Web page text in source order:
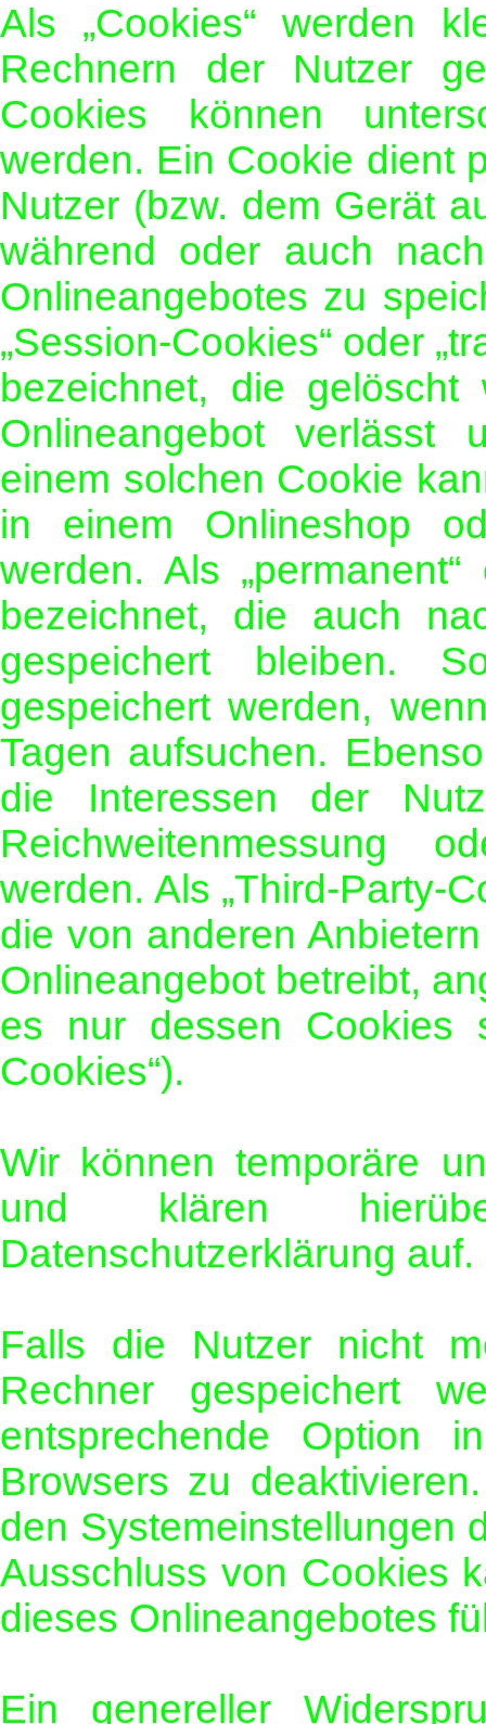
Als „Cookies“ werden
Rechnern der Nutzer
Cookies können
werden. Ein Cookie dient
Nutzer (bzw. dem Gerät
während oder auch
Onlineangebotes zu
„Session-Cookies“ oder
bezeichnet, die
Onlineangebot verlässt
einem solchen Cookie
in einem Onlineshop
werden. Als
bezeichnet, die auch
gespeichert bleiben.
gespeichert werden,
Tagen aufsuchen.
die Interessen der
Reichweitenmessung
werden. Als „Third-Party-
die von anderen
Onlineangebot betreibt,
es nur dessen Cookies
Cookies“).
Wir können temporäre
und klären
Datenschutzerklärung auf.
Falls die Nutzer nicht
Rechner gespeichert
entsprechende Option
Browsers zu
den Systemeinstellungen
Ausschluss von Cookies
dieses Onlineangebotes
Ein genereller